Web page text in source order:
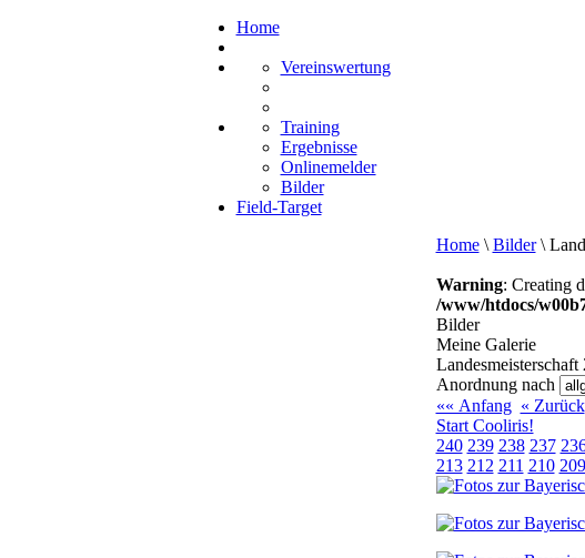
Home
Vereinswertung
Training
Ergebnisse
Onlinemelder
Bilder
Field-Target
Home \ Bilder \
Warning: Creating
/www/htdocs/
Bilder
Meine Galerie
Landesmeisterschaft
Anordnung nach
«« Anfang « Zurück
Start Cooliris!
240 239 238 237
213 212 211 210 209